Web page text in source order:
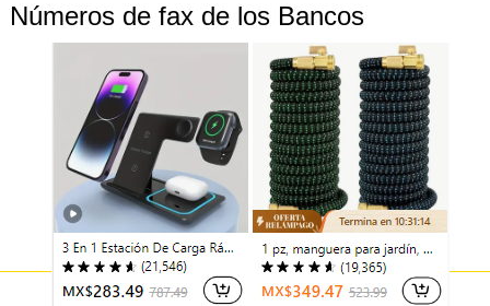
Números de fax de los Bancos